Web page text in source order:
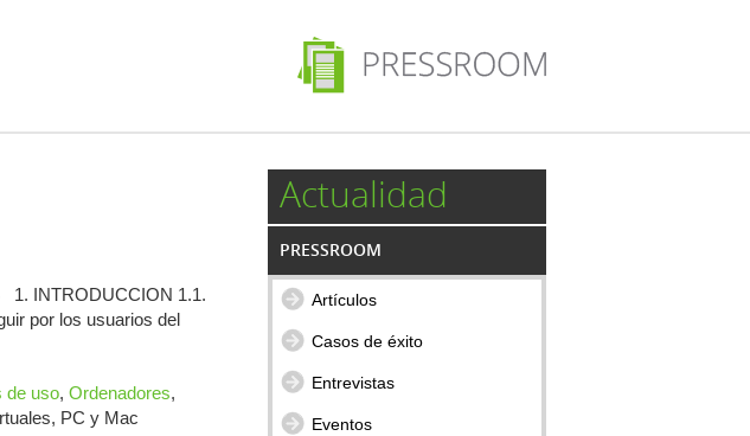
1. INTRODUCCION 1.1.
por los usuarios del
de uso, Ordenadores,
PC y Mac
Actualidad
PRESSROOM
Artículos
Casos de éxito
Entrevistas
Eventos